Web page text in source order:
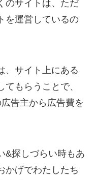
のサイトは、ただ
を運営しているの
、サイト上にある
もらうことで、
告主から広告費を
&探しづらい時もあ
かげでわたしたち